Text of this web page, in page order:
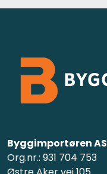
Byggimportøren AS
Org.nr.: 931 704 753